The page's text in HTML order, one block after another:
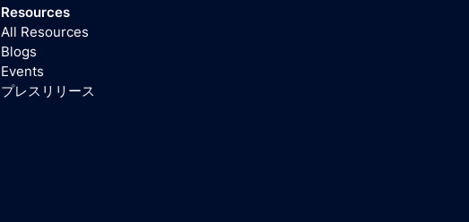
Resources
All Resources
Blogs
Events
プレスリリース